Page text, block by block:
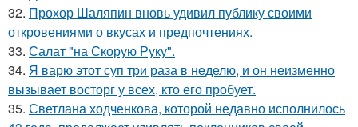
32. Прохор Шаляпин вновь удивил публику своими
откровениями о вкусах и предпочтениях.
33. Салат "на Скорую Руку".
34. Я варю этот суп три раза в неделю, и он неизменно
вызывает восторг у всех, кто его пробует.
35. Светлана ходченкова, которой недавно исполнилось